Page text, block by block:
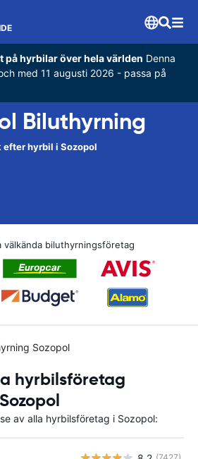
på hyrbilar över hela världen Denna
med 11 augusti 2026 - passa på
Biluthyrning
efter hyrbil i Sozopol
välkända biluthyrningsföretag
Sozopol
hyrbilsföretag
av alla hyrbilsföretag i Sozopol: